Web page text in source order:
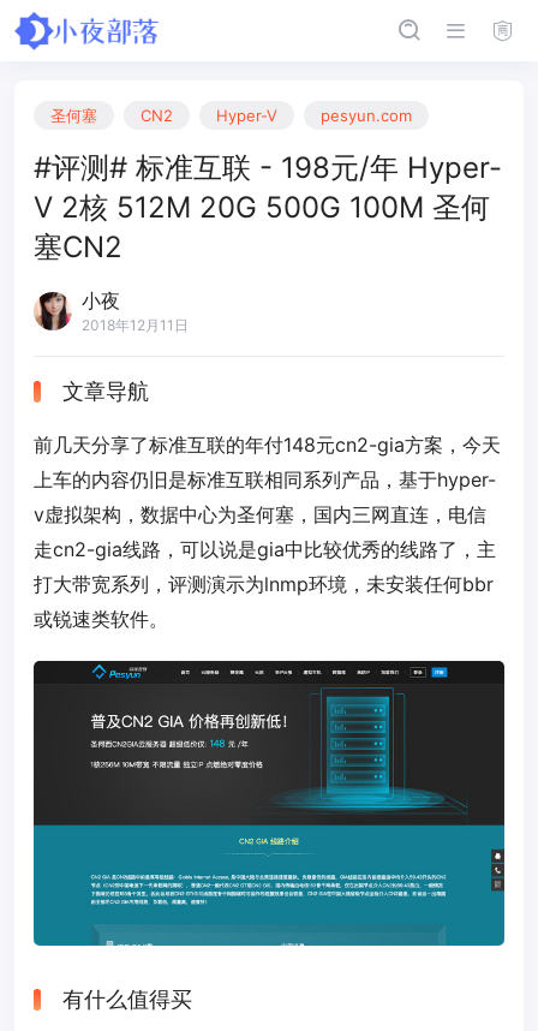
圣何塞 CN2 Hyper-V pesyun.com
#评测# 标准互联 - 198元/年 Hyper-
V 2核 512M 20G 500G 100M 圣何
塞CN2
小夜
2018年12月11日
文章导航
前几天分享了标准互联的年付148元cn2-gia方案，今天
上车的内容仍旧是标准互联相同系列产品，基于hyper-
v虚拟架构，数据中心为圣何塞，国内三网直连，电信
走cn2-gia线路，可以说是gia中比较优秀的线路了，主
打大带宽系列，评测演示为lnmp环境，未安装任何bbr
或锐速类软件。
有什么值得买